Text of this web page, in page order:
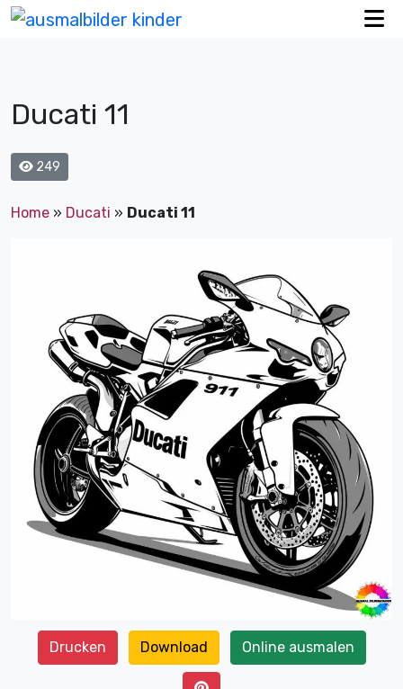
Ducati 11
249
Home » Ducati » Ducati 11
Drucken Download Online ausmalen